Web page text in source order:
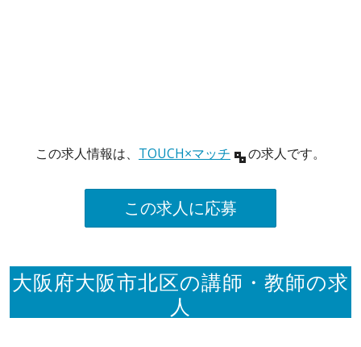
この求人情報は、 TOUCH×マッチ の求人です。
この求人に応募
大阪府大阪市北区の講師・教師の求
人